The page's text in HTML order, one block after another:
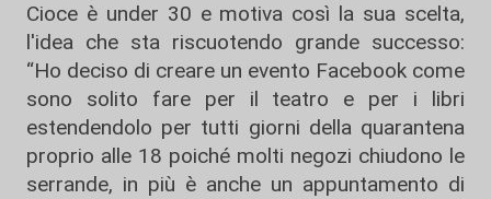
Cioce è under 30 e motiva così la sua scelta,
l'idea che sta riscuotendo grande successo:
“Ho deciso di creare un evento Facebook come
sono solito fare per il teatro e per i libri
estendendolo per tutti giorni della quarantena
proprio alle 18 poiché molti negozi chiudono le
serrande, in più è anche un appuntamento di